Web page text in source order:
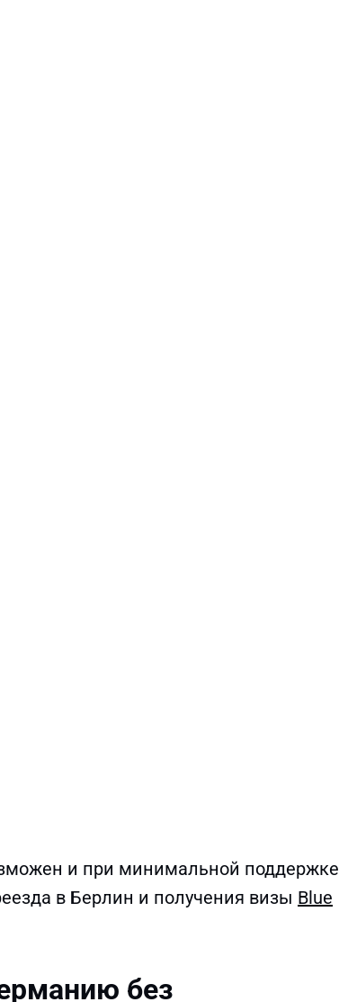
и при минимальной поддержке
в Берлин и получения визы Blue
без